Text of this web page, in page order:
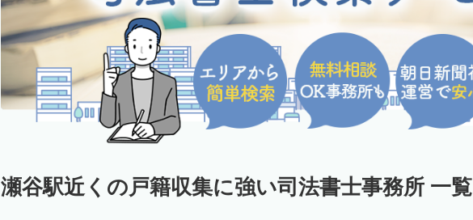
瀬谷駅近くの戸籍収集に強い司法書士事務所 一覧